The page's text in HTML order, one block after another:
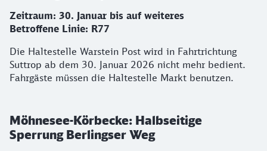
Zeitraum: 30. Januar bis auf weiteres
Betroffene Linie: R77
Die Haltestelle Warstein Post wird in Fahrtrichtung
Suttrop ab dem 30. Januar 2026 nicht mehr bedient.
Fahrgäste müssen die Haltestelle Markt benutzen.
Möhnesee-Körbecke: Halbseitige
Sperrung Berlingser Weg